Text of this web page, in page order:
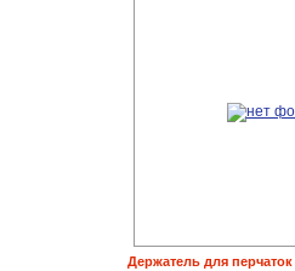
Держатель для